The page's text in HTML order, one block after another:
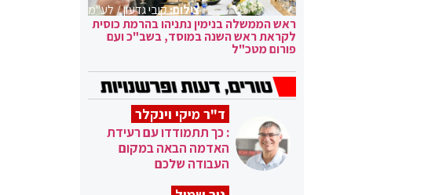
צילום:קובי גדעון / לע"מ
ראש הממשלה בנימין נתניהו בהרמת כוסית
לקראת ראש השנה במוסד, בשב"כ ועם
פורום מטכ"ל
ד"ר מיקי וינקלר
: כך תתמודדו עם רעידת
האדמה הבאה במקום
העבודה שלכם